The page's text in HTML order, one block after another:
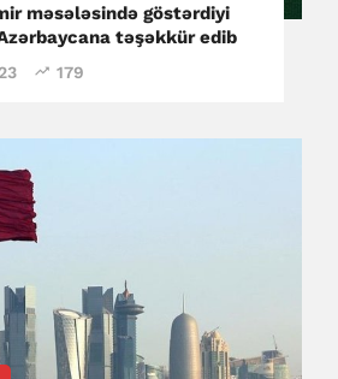
məsələsində göstərdiyi
təşəkkür edib
179